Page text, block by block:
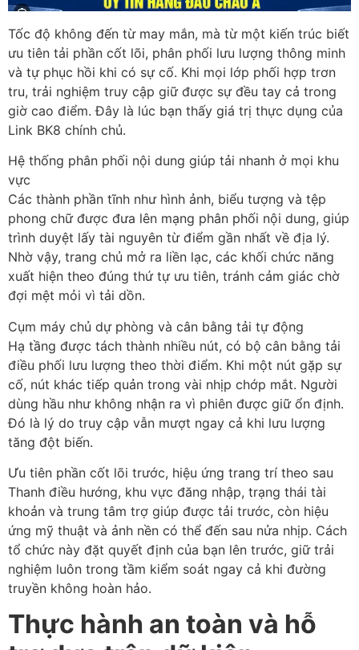
Tốc độ không đến từ may mắn, mà từ một kiến trúc biết
ưu tiên tải phần cốt lõi, phân phối lưu lượng thông minh
và tự phục hồi khi có sự cố. Khi mọi lớp phối hợp trơn
tru, trải nghiệm truy cập giữ được sự đều tay cả trong
giờ cao điểm. Đây là lúc bạn thấy giá trị thực dụng của
Link BK8 chính chủ.
Hệ thống phân phối nội dung giúp tải nhanh ở mọi khu
vực
Các thành phần tĩnh như hình ảnh, biểu tượng và tệp
phong chữ được đưa lên mạng phân phối nội dung, giúp
trình duyệt lấy tài nguyên từ điểm gần nhất về địa lý.
Nhờ vậy, trang chủ mở ra liền lạc, các khối chức năng
xuất hiện theo đúng thứ tự ưu tiên, tránh cảm giác chờ
đợi mệt mỏi vì tải dồn.
Cụm máy chủ dự phòng và cân bằng tải tự động
Hạ tầng được tách thành nhiều nút, có bộ cân bằng tải
điều phối lưu lượng theo thời điểm. Khi một nút gặp sự
cố, nút khác tiếp quản trong vài nhịp chớp mắt. Người
dùng hầu như không nhận ra vì phiên được giữ ổn định.
Đó là lý do truy cập vẫn mượt ngay cả khi lưu lượng
tăng đột biến.
Ưu tiên phần cốt lõi trước, hiệu ứng trang trí theo sau
Thanh điều hướng, khu vực đăng nhập, trạng thái tài
khoản và trung tâm trợ giúp được tải trước, còn hiệu
ứng mỹ thuật và ảnh nền có thể đến sau nửa nhịp. Cách
tổ chức này đặt quyết định của bạn lên trước, giữ trải
nghiệm luôn trong tầm kiểm soát ngay cả khi đường
truyền không hoàn hảo.
Thực hành an toàn và hỗ